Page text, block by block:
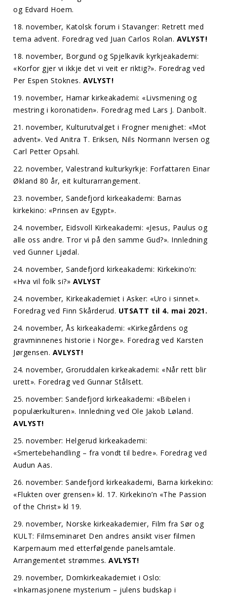
og Edvard Hoem.
18. november, Katolsk forum i Stavanger: Retrett med
tema advent. Foredrag ved Juan Carlos Rolan. AVLYST!
18. november, Borgund og Spjelkavik kyrkjeakademi:
«Korfor gjer vi ikkje det vi veit er riktig?». Foredrag ved
Per Espen Stoknes. AVLYST!
19. november, Hamar kirkeakademi: «Livsmening og
mestring i koronatiden». Foredrag med Lars J. Danbolt.
21. november, Kulturutvalget i Frogner menighet: «Mot
advent». Ved Anitra T. Eriksen, Nils Normann Iversen og
Carl Petter Opsahl.
22. november, Valestrand kulturkyrkje: Forfattaren Einar
Økland 80 år, eit kulturarrangement.
23. november, Sandefjord kirkeakademi: Barnas
kirkekino: «Prinsen av Egypt».
24. november, Eidsvoll Kirkeakademi: «Jesus, Paulus og
alle oss andre. Tror vi på den samme Gud?». Innledning
ved Gunner Ljødal.
24. november, Sandefjord kirkeakademi: Kirkekino’n:
«Hva vil folk si?» AVLYST
24. november, Kirkeakademiet i Asker: «Uro i sinnet».
Foredrag ved Finn Skårderud. UTSATT til 4. mai 2021.
24. november, Ås kirkeakademi: «Kirkegårdens og
gravminnenes historie i Norge». Foredrag ved Karsten
Jørgensen. AVLYST!
24. november, Groruddalen kirkeakademi: «Når rett blir
urett». Foredrag ved Gunnar Stålsett.
25. november: Sandefjord kirkeakademi: «Bibelen i
populærkulturen». Innledning ved Ole Jakob Løland.
AVLYST!
25. november: Helgerud kirkeakademi:
«Smertebehandling – fra vondt til bedre». Foredrag ved
Audun Aas.
26. november: Sandefjord kirkeakademi, Barna kirkekino:
«Flukten over grensen» kl. 17. Kirkekino’n «The Passion
of the Christ» kl 19.
29. november, Norske kirkeakademier, Film fra Sør og
KULT: Filmseminaret Den andres ansikt viser filmen
Karpernaum med etterfølgende panelsamtale.
Arrangementet strømmes. AVLYST!
29. november, Domkirkeakademiet i Oslo:
«Inkarnasjonene mysterium – julens budskap i